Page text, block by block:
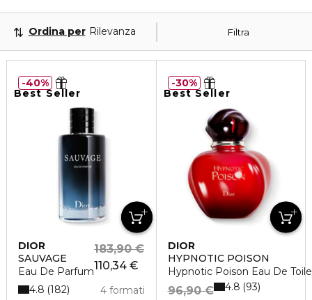
Filtra
Ordina per Rilevanza
Best Seller
DIOR
SAUVAGE
Eau De Parfum110,34 €
183,90 €
4 formati
4.8 182
40%
Best Seller
DIOR
HYPNOTIC POISON
Hypnotic Poison Eau De
96,90 € 4.8 93
30%